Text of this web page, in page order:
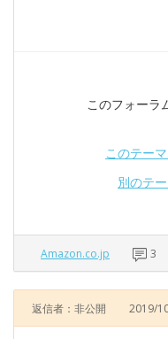
このフォーラ
このテー
別のテ
Amazon.co.jp 3
返信者：非公開 2019/